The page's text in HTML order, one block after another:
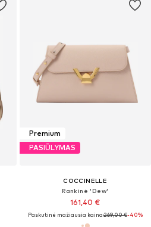
Premium
PASIŪLYMAS
COCCINELLE
Rankinė 'Dew'
161,40 €
Paskutinė mažiausia kaina:269,00 €-40%